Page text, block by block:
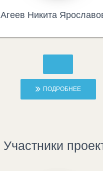
Агеев Никита
ПОДРОБНЕЕ
Участники